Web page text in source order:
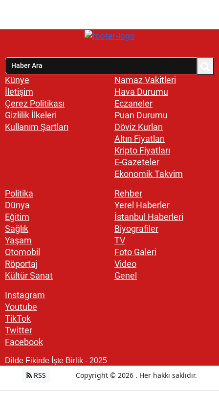
Künye
İletişim
Çerez Politikası
Gizlilik İlkeleri
Kullanım Şartları
Namaz Vakitleri
Hava Durumu
Eczaneler
Puan Durumu
Döviz Kurları
Altın Fiyatları
Kripto Fiyatları
E-Gazeteler
Ekonomik Takvim
Politika
Dünya
Eğitim
Sağlık
Yaşam
Otomobil
Röportaj
Kültür Sanat
Rehber
Yerel Haberler
İstanbul Haberleri
Biyografiler
TV
Foto Galeri
Video
Genel
Instagram
Youtube
TikTok
Twitter
Facebook
Dilde Fikirde İşte Birlik - 2025
RSS Copyright © 2026 . Her hakkı saklıdır.